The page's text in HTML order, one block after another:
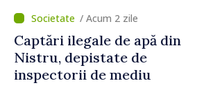
și a polițiștilor de frontieră
/ Acum 2 zile
Captări ilegale de apă din
Nistru, depistate de
inspectorii de mediu